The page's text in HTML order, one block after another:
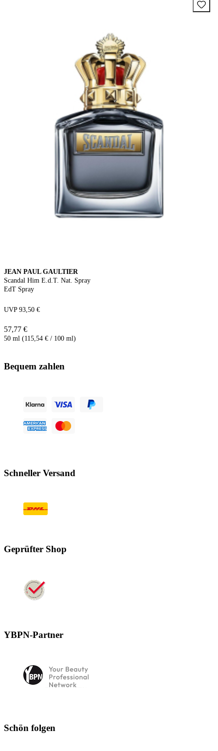
JEAN PAUL GAULTIER
Scandal Him E.d.T. Nat. Spray
EdT Spray
UVP 93,50 €
57,77 €
50 ml (115,54 € / 100 ml)
Bequem zahlen
Schneller Versand
Geprüfter Shop
YBPN-Partner
Schön folgen